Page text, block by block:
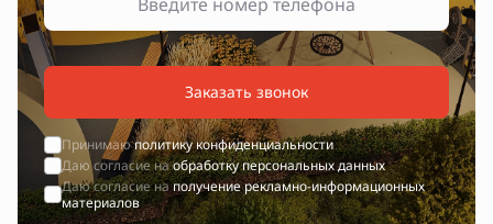
Заказать звонок
Принимаюполитику конфиденциальности
Даю согласие наобработку персональных данных
Даю согласие наполучение рекламно-информационных
материалов